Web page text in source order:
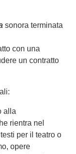
sonora terminata
con una
un contratto
alla
rientra nel
per il teatro o
opere